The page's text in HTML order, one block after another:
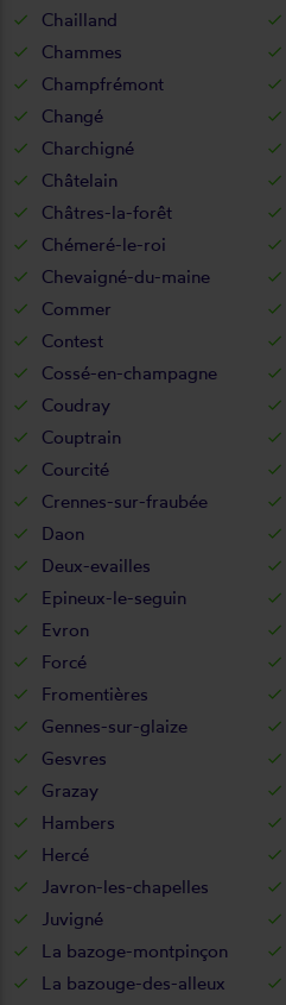
Chailland
Chammes
Champfrémont
Changé
Charchigné
Châtelain
Châtres-la-forêt
Chémeré-le-roi
Chevaigné-du-maine
Commer
Contest
Cossé-en-champagne
Coudray
Couptrain
Courcité
Crennes-sur-fraubée
Daon
Deux-evailles
Epineux-le-seguin
Evron
Forcé
Fromentières
Gennes-sur-glaize
Gesvres
Grazay
Hambers
Hercé
Javron-les-chapelles
Juvigné
La bazoge-montpinçon
La bazouge-des-alleux